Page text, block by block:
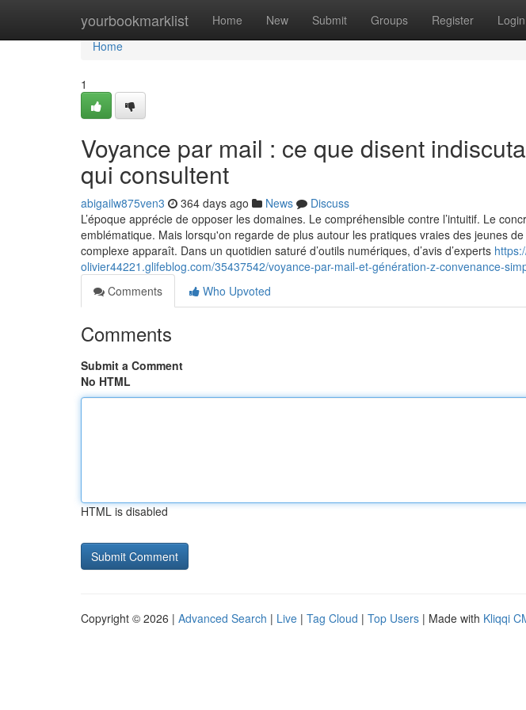
yourbookmarklist Home New Submit Groups Register Login
Home
Home
1
Voyance par mail : ce que disent
qui consultent
abigailw875ven3 364 days ago News
Discuss
L’époque apprécie de opposer les domaines. Le compréhensible contre l’intuitif. Le
emblématique. Mais lorsqu'on regarde de plus autour les pratiques vraies des jeunes
complexe apparaît. Dans un quotidien saturé d’outils numériques, d’avis d’experts
olivier44221.glifeblog.com/35437542/voyance-par-mail-et-génération-z-convenance-
Comments
Who Upvoted
Comments
Submit a Comment
No HTML
HTML is disabled
Copyright © 2026 | Advanced Search | Live | Tag Cloud | Top Users | Made with Kliqqi